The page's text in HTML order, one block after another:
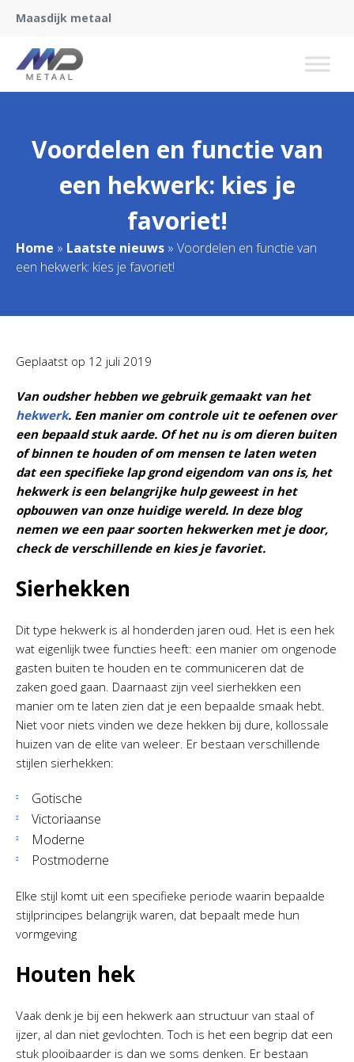
Maasdijk metaal
Voordelen en functie van
een hekwerk: kies je
favoriet!
Home » Laatste nieuws » Voordelen en functie van
een hekwerk: kies je favoriet!
Geplaatst op 12 juli 2019
Van oudsher hebben we gebruik gemaakt van het
hekwerk. Een manier om controle uit te oefenen over
een bepaald stuk aarde. Of het nu is om dieren buiten
of binnen te houden of om mensen te laten weten
dat een specifieke lap grond eigendom van ons is, het
hekwerk is een belangrijke hulp geweest in het
opbouwen van onze huidige wereld. In deze blog
nemen we een paar soorten hekwerken met je door,
check de verschillende en kies je favoriet.
Sierhekken
Dit type hekwerk is al honderden jaren oud. Het is een hek
wat eigenlijk twee functies heeft: een manier om ongenode
gasten buiten te houden en te communiceren dat de
zaken goed gaan. Daarnaast zijn veel sierhekken een
manier om te laten zien dat je een bepaalde smaak hebt.
Niet voor niets vinden we deze hekken bij dure, kollossale
huizen van de elite van weleer. Er bestaan verschillende
stijlen sierhekken:
Gotische
Victoriaanse
Moderne
Postmoderne
Elke stijl komt uit een specifieke periode waarin bepaalde
stijlprincipes belangrijk waren, dat bepaalt mede hun
vormgeving
Houten hek
Vaak denk je bij een hekwerk aan structuur van staal of
ijzer, al dan niet gevlochten. Toch is het een begrip dat een
stuk plooibaarder is dan we soms denken. Er bestaan